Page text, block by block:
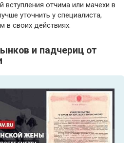
вступления отчима или мачехи в
уточнить у специалиста,
в своих действиях.
и падчериц от